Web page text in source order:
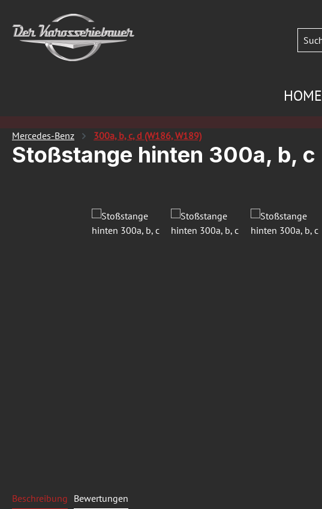
Hauptinhalt springen
Zur Suche springen
Zur Hauptnavigation springen
HOME
Mercedes-Benz 300a, b, c, d (W186, W189)
Stoßstange hinten 300a, b, c
Bildergalerie überspringen
Beschreibung Bewertungen